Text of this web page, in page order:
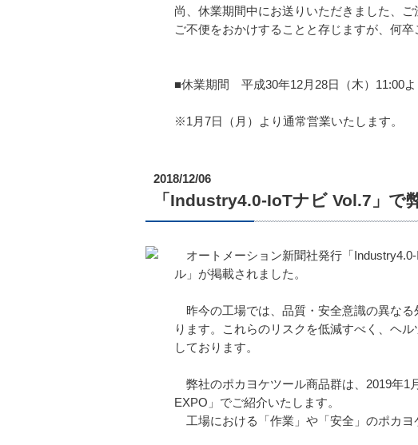
尚、休業期間中にお送りいただきました、
ご不便をおかけすることと存じますが、何
■休業期間 平成30年12月28日（木）11:00
※1月7日（月）より通常営業いたします。
2018/12/06
「Industry4.0-IoTナビ Vol.7」で
オートメーション新聞社発行「
ル」が掲載されました。
昨今の工場では、品質・安全意識の異なる
ります。これらのリスクを低減すべく、ヘ
しております。
弊社のポカヨケツール商品群は、2019年1
EXPO」でご紹介いたします。
工場における「作業」や「安全」のポカヨ